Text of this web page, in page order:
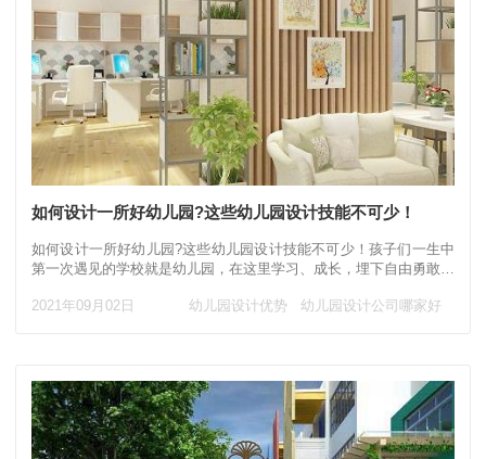
如何设计一所好幼儿园?这些幼儿园设计技能不可少！
如何设计一所好幼儿园?这些幼儿园设计技能不可少！孩子们一生中
第一次遇见的学校就是幼儿园，在这里学习、成长，埋下自由勇敢和
2021年09月02日
幼儿园设计优势 幼儿园设计公司哪家好